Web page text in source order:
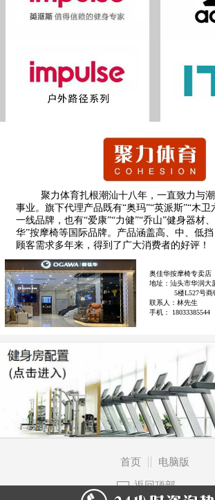
聚力体育扎根潮汕十八年，一直致力与潮
事业。旗下代理产品既有“奥玛”“英派斯”“木卫
一线品牌，也有“爱康”“力健”“乔山”健身器材
华”按摩椅等国际品牌。产品涵盖高、中、低
顾客需求多年来，得到了广大消费者的好评！
奥佳华按摩椅专卖店
地址：汕头市华润大
5楼L527号商
联系人：林先生
手机： 18033385544
首页 电脑版
返回顶部